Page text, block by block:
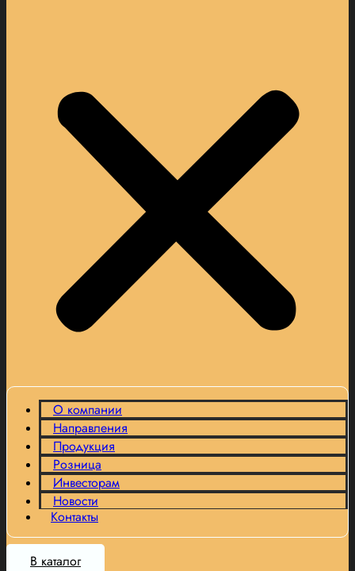
О компании
Направления
Продукция
Розница
Инвесторам
Новости
Контакты
В каталог